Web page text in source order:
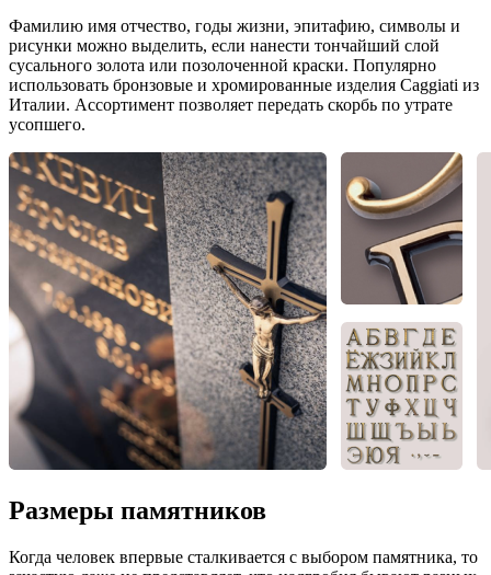
Фамилию имя отчество, годы жизни, эпитафию, символы и
рисунки можно выделить, если нанести тончайший слой
сусального золота или позолоченной краски. Популярно
использовать бронзовые и хромированные изделия Caggiati из
Италии. Ассортимент позволяет передать скорбь по утрате
усопшего.
Размеры памятников
Когда человек впервые сталкивается с выбором памятника, то